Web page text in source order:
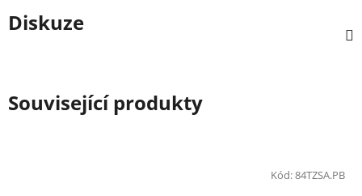
Diskuze
Související produkty
Kód:84TZSA.PB